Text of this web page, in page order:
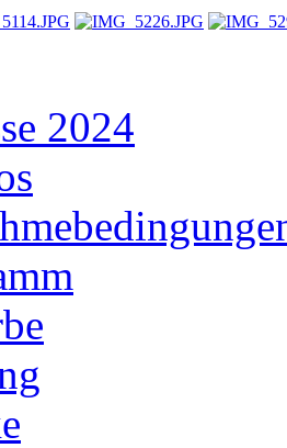
2024